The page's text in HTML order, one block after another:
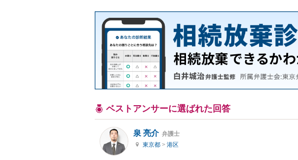
ベストアンサーに選ばれた回答
泉 亮介 弁護士
東京都 > 港区